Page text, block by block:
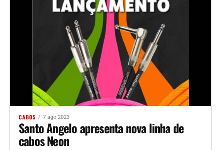
CABOS 7 ago 2023
Santo Angelo apresenta nova linha de
cabos Neon